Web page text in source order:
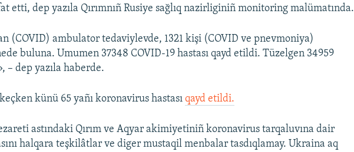
etti, dep yazıla Qırımnıñ Rusiye sağlıq nazirliginiñ monitoring malümatında.
(COVID) ambulator tedaviylevde, 1321 kişi (COVID ve pnevmoniya)
buluna. Umumen 37348 COVID-19 hastası qayd etildi. Tüzelgen 34959
– dep yazıla haberde.
keçken künü 65 yañı koronavirus hastasıqayd etildi.
astındaki Qırım ve Aqyar akimiyetiniñ koronavirus tarqaluvına dair
halqara teşkilâtlar ve diger mustaqil menbalar tasdıqlamay. Ukraina aq